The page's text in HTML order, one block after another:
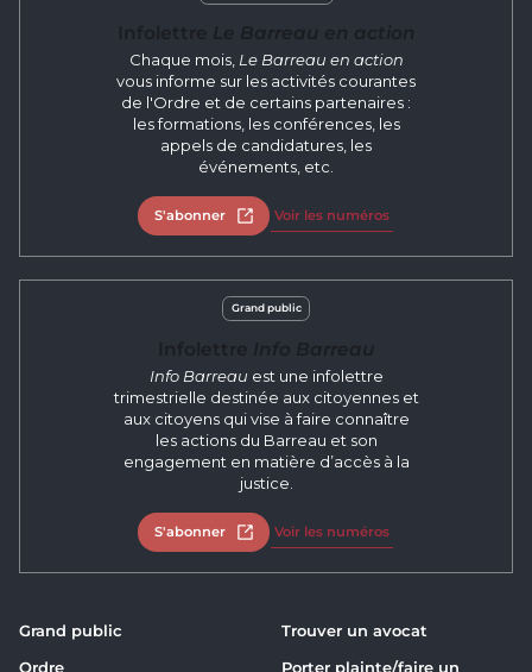
Chaque mois, Le Barreau en action
vous informe sur les activités courantes
de l'Ordre et de certains partenaires :
les formations, les conférences, les
appels de candidatures, les
événements, etc.
S'abonner Ouvrir dans un nouvel onglet
Voir les numéros
Grand public
Info Barreau est une infolettre
trimestrielle destinée aux citoyennes et
aux citoyens qui vise à faire connaître
les actions du Barreau et son
engagement en matière d’accès à la
justice.
S'abonner Ouvrir dans un nouvel onglet
Voir les numéros
Grand public
Ordre
Trouver un avocat
Porter plainte/faire un